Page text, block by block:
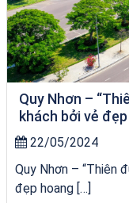
Quy Nhơn –
khách bởi vẻ
22/05/2024
Quy Nhơn – “Thiên
đẹp hoang […]